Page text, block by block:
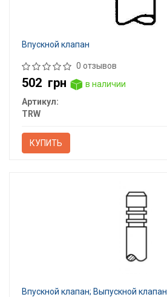
Впускной клапан
0 отзывов
502 грн
в наличии
Артикул:
TRW
КУПИТЬ
Впускной клапан; Выпускной клапан